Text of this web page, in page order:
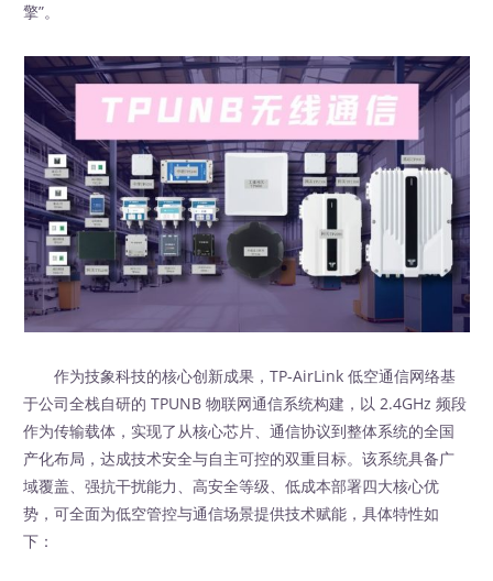
擎”。​
作为技象科技的核心创新成果，TP-AirLink 低空通信网络基
于公司全栈自研的 TPUNB 物联网通信系统构建，以 2.4GHz 频段
作为传输载体，实现了从核心芯片、通信协议到整体系统的全国
产化布局，达成技术安全与自主可控的双重目标。该系统具备广
域覆盖、强抗干扰能力、高安全等级、低成本部署四大核心优
势，可全面为低空管控与通信场景提供技术赋能，具体特性如
下：​